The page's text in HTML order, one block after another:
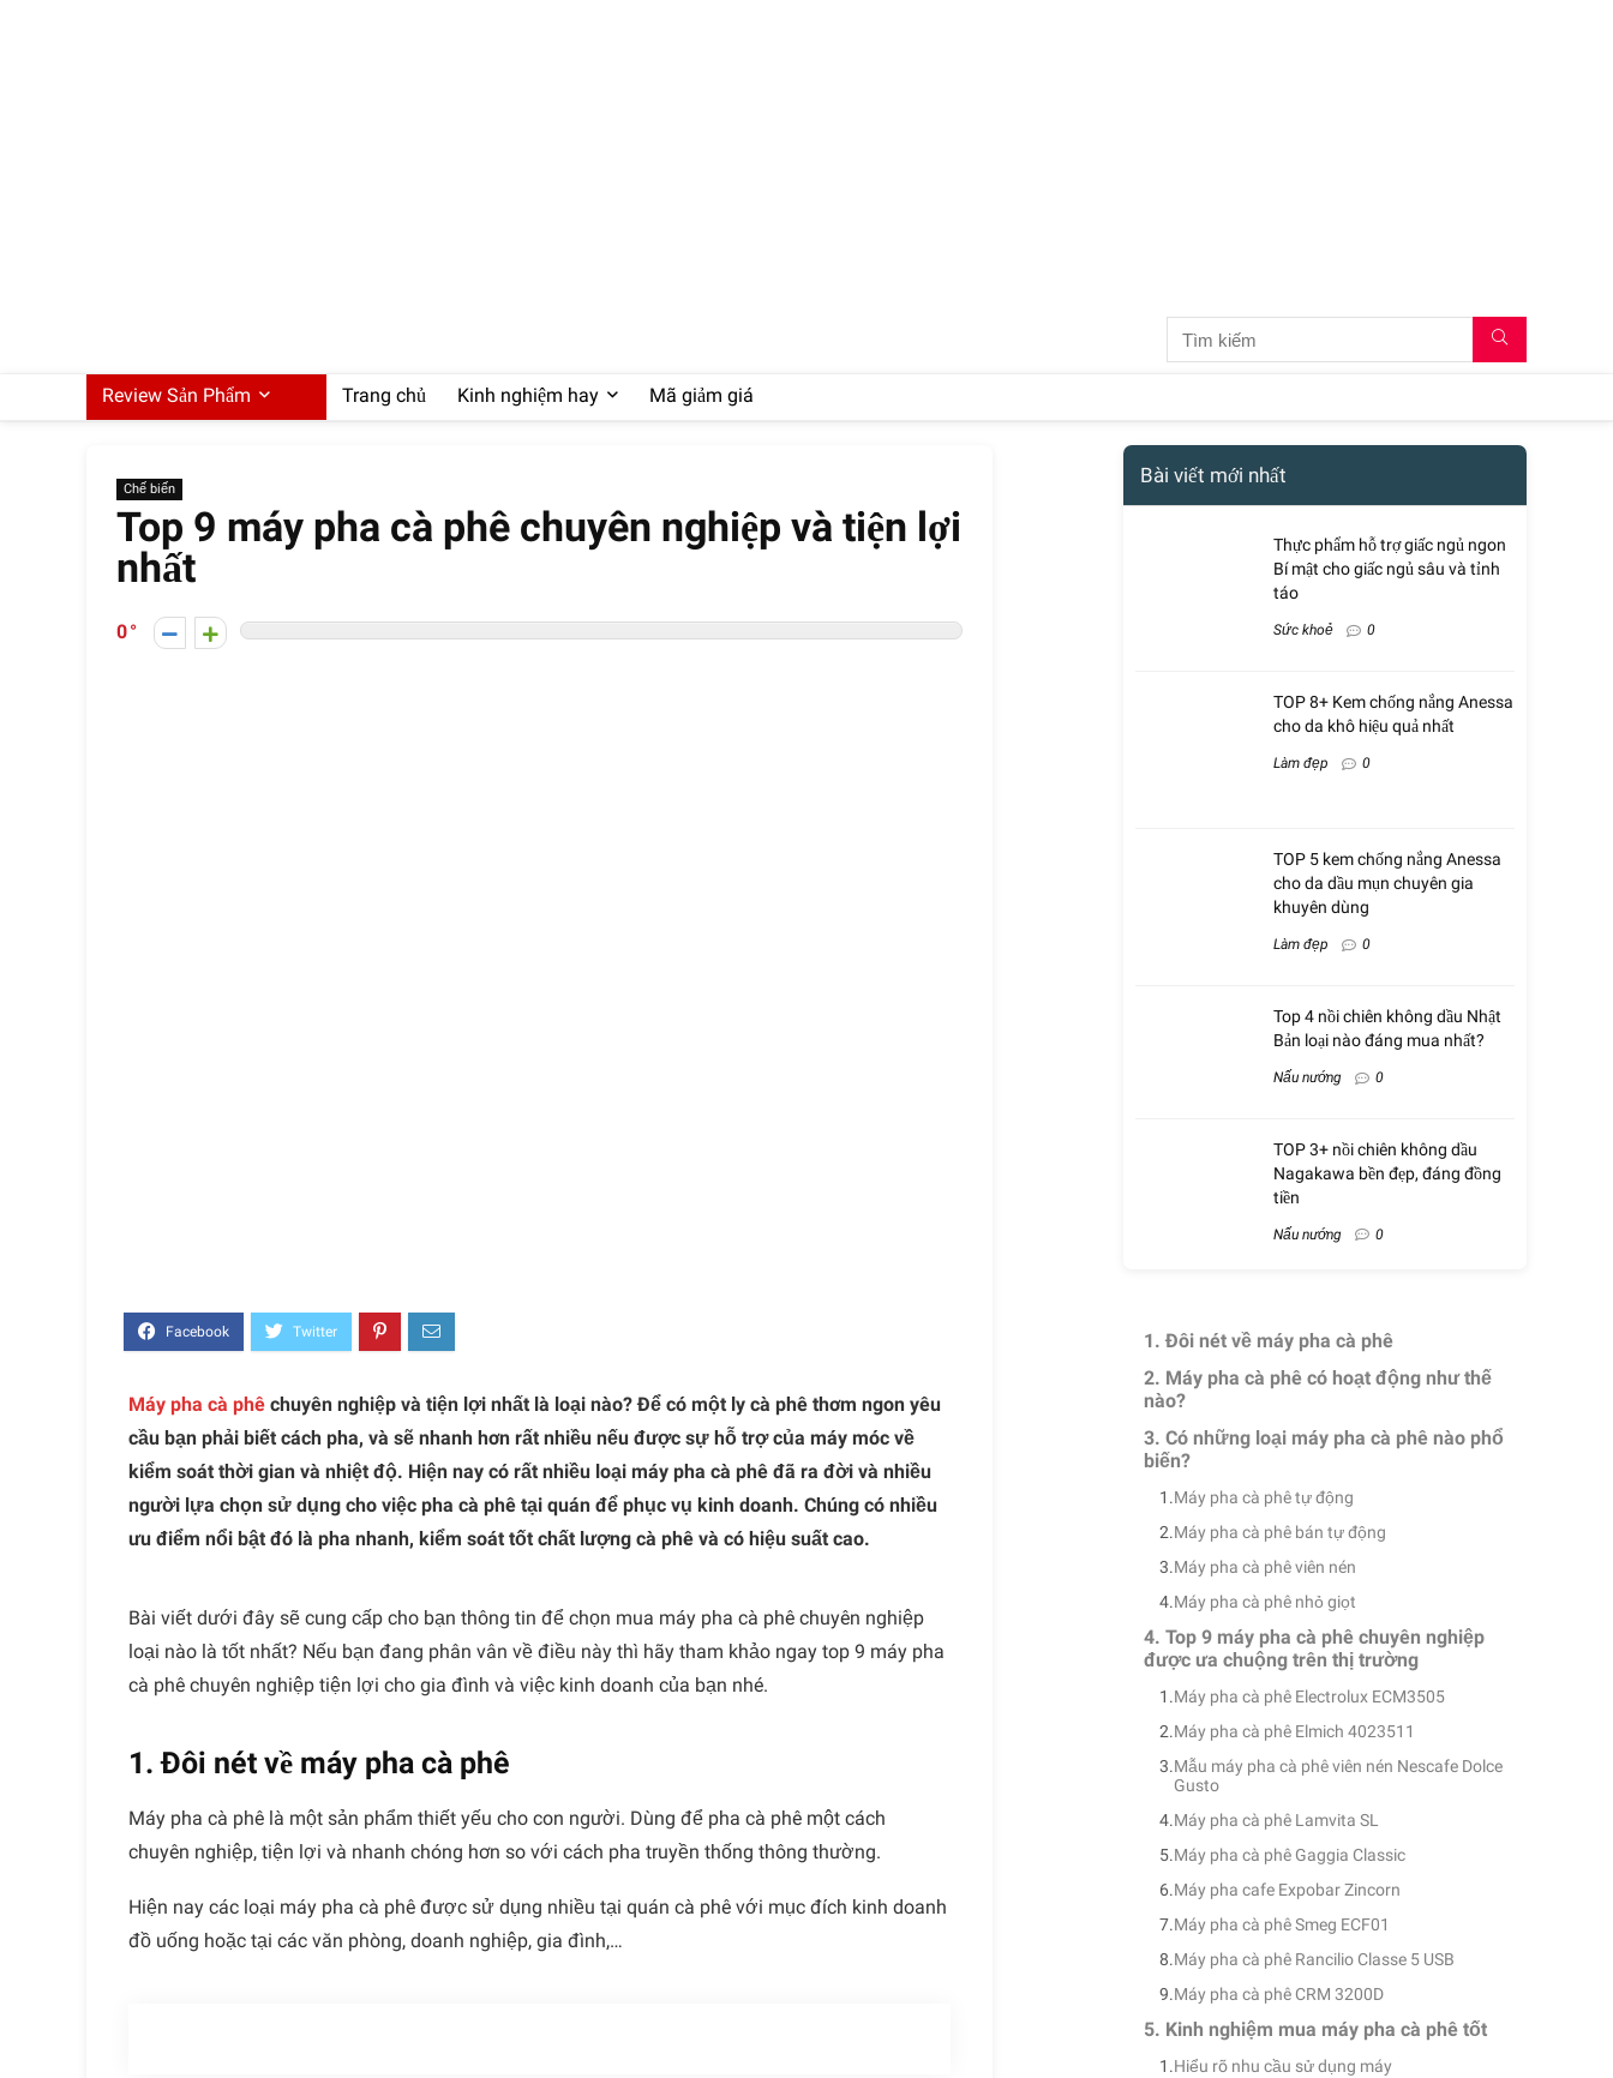
Review Sản Phẩm Trang chủ Kinh nghiệm hay Mã giảm giá
Chế biến
Top 9 máy pha cà phê chuyên nghiệp và tiện lợi
nhất
0
Máy pha cà phê chuyên nghiệp và tiện lợi nhất là loại nào? Để có một ly cà phê thơm ngon yêu
cầu bạn phải biết cách pha, và sẽ nhanh hơn rất nhiều nếu được sự hỗ trợ của máy móc về
kiểm soát thời gian và nhiệt độ. Hiện nay có rất nhiều loại máy pha cà phê đã ra đời và nhiều
người lựa chọn sử dụng cho việc pha cà phê tại quán để phục vụ kinh doanh. Chúng có nhiều
ưu điểm nổi bật đó là pha nhanh, kiểm soát tốt chất lượng cà phê và có hiệu suất cao.
Bài viết dưới đây sẽ cung cấp cho bạn thông tin để chọn mua máy pha cà phê chuyên nghiệp
loại nào là tốt nhất? Nếu bạn đang phân vân về điều này thì hãy tham khảo ngay top 9 máy pha
cà phê chuyên nghiệp tiện lợi cho gia đình và việc kinh doanh của bạn nhé.
1. Đôi nét về máy pha cà phê
Máy pha cà phê là một sản phẩm thiết yếu cho con người. Dùng để pha cà phê một cách
chuyên nghiệp, tiện lợi và nhanh chóng hơn so với cách pha truyền thống thông thường.
Hiện nay các loại máy pha cà phê được sử dụng nhiều tại quán cà phê với mục đích kinh doanh
đồ uống hoặc tại các văn phòng, doanh nghiệp, gia đình,…
Bài viết mới nhất
Thực phẩm hỗ trợ giấc ngủ ngon
Bí mật cho giấc ngủ sâu và tỉnh
táo
Sức khoẻ 0
TOP 8+ Kem chống nắng Anessa
cho da khô hiệu quả nhất
Làm đẹp 0
TOP 5 kem chống nắng Anessa
cho da dầu mụn chuyên gia
khuyên dùng
Làm đẹp 0
Top 4 nồi chiên không dầu Nhật
Bản loại nào đáng mua nhất?
Nấu nướng 0
TOP 3+ nồi chiên không dầu
Nagakawa bền đẹp, đáng đồng
tiền
Nấu nướng 0
1. Đôi nét về máy pha cà phê
2. Máy pha cà phê có hoạt động như thế
nào?
3. Có những loại máy pha cà phê nào phổ
biến?
Máy pha cà phê tự động
Máy pha cà phê bán tự động
Máy pha cà phê viên nén
Máy pha cà phê nhỏ giọt
4. Top 9 máy pha cà phê chuyên nghiệp
được ưa chuộng trên thị trường
Máy pha cà phê Electrolux ECM3505
Máy pha cà phê Elmich 4023511
Mẫu máy pha cà phê viên nén Nescafe Dolce
Gusto
Máy pha cà phê Lamvita SL
Máy pha cà phê Gaggia Classic
Máy pha cafe Expobar Zincorn
Máy pha cà phê Smeg ECF01
Máy pha cà phê Rancilio Classe 5 USB
Máy pha cà phê CRM 3200D
5. Kinh nghiệm mua máy pha cà phê tốt
Hiểu rõ nhu cầu sử dụng máy